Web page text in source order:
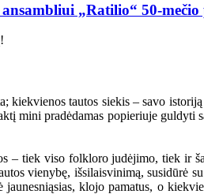
„Ratilio“ 50-mečio
tautos siekis – savo
mini pradėdamas popieriuje guldyti
– tiek viso folkloro judėjimo, tiek ir
vienybę, išsilaisvinimą, susidūrė
klojo pamatus, o